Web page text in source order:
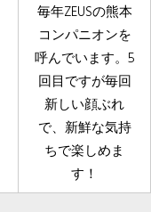
毎年ZEUSの熊本
コンパニオンを
呼んでいます。5
回目ですが毎回
新しい顔ぶれ
で、新鮮な気持
ちで楽しめま
す！